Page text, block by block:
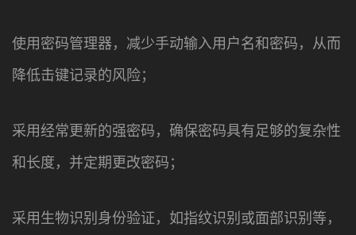
使用密码管理器，减少手动输入用户名和密码，从而
降低击键记录的风险；
采用经常更新的强密码，确保密码具有足够的复杂性
和长度，并定期更改密码；
采用生物识别身份验证，如指纹识别或面部识别等，